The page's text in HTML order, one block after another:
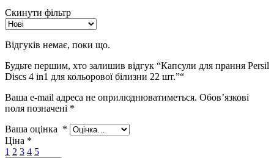
Скинути фільтр
Відгуків немає, поки що.
Будьте першим, хто залишив відгук “Капсули для прання Persil
Discs 4 in1 для кольорової білизни 22 шт.”“
Ваша e-mail адреса не оприлюднюватиметься. Обов’язкові
поля позначені *
Ваша оцінка *
Ціна *
1 2 3 4 5